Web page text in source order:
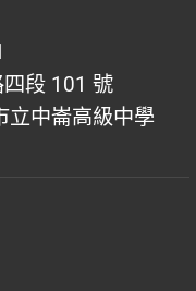
段 101 號
立中崙高級中學